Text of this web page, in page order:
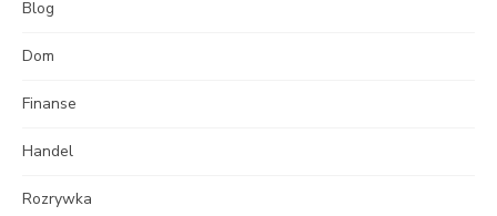
Blog
Dom
Finanse
Handel
Rozrywka